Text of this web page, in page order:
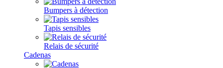
Bumpers à détection
Tapis sensibles
Relais de sécurité
Cadenas